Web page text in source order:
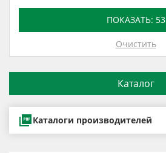
ПОКАЗАТЬ: 53
Очистить
Каталог
Каталоги производителей